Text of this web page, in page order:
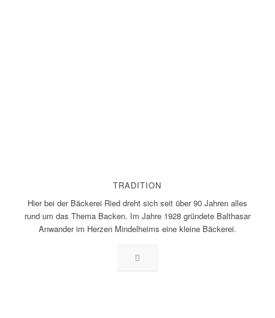
TRADITION
Hier bei der Bäckerei Ried dreht sich seit über 90 Jahren alles
rund um das Thema Backen. Im Jahre 1928 gründete Balthasar
Anwander im Herzen Mindelheims eine kleine Bäckerei.